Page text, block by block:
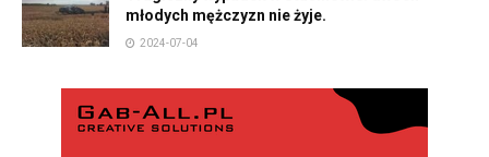
młodych mężczyzn nie żyje.
2024-07-04